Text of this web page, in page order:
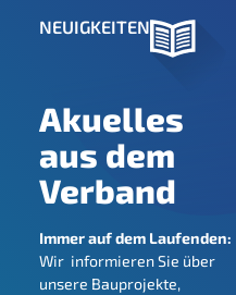
NEUIGKEITEN
Akuelles
aus dem
Verband
Immer auf dem Laufenden:
Wir informieren Sie über
unsere Bauprojekte,